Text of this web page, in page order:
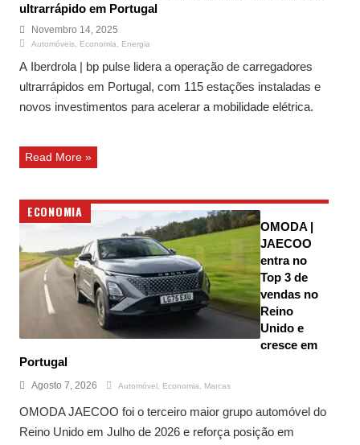
ultrarrápido em Portugal
Novembro 14, 2025
Automóveis Economia Energia
A Iberdrola | bp pulse lidera a operação de carregadores
ultrarrápidos em Portugal, com 115 estações instaladas e
novos investimentos para acelerar a mobilidade elétrica.
Read More »
ECONOMIA
OMODA |
JAECOO
entra no
Top 3 de
vendas no
Reino
Unido e
cresce em
Portugal
Agosto 7, 2026 Automóvel Economia Marcas
OMODA JAECOO foi o terceiro maior grupo automóvel do
Reino Unido em Julho de 2026 e reforça posição em